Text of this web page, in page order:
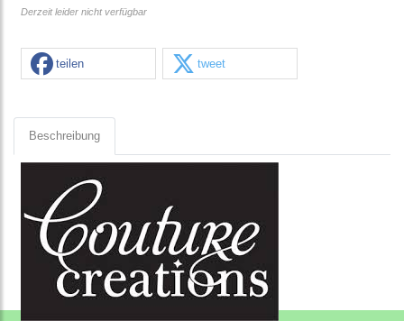
Derzeit leider nicht verfügbar
teilen tweet
Beschreibung